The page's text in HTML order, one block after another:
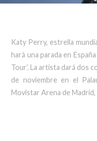
Katy Perry, estrella
hará una parada en
Tour’. La artista dará dos
de noviembre en el
Movistar Arena de